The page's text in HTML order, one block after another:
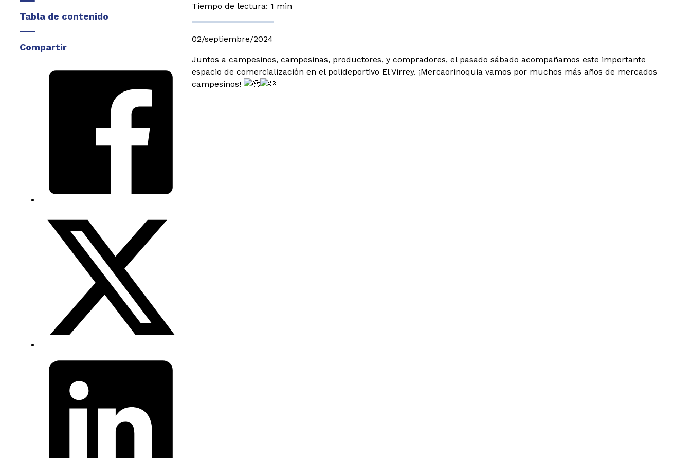
Tabla de contenido
Compartir
Tiempo de lectura: 1 min
02/septiembre/2024
Juntos a campesinos, campesinas, productores, y compradores, el pasado sábado acompañamos este importante
espacio de comercialización en el polideportivo El Virrey. ¡Mercaorinoquia vamos por muchos más años de mercados
campesinos!